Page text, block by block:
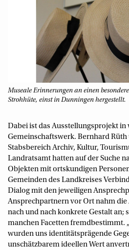
Museale Erinnerungen an einen
Strohhüte, einst in Dunningen hergestellt.
Dabei ist das Ausstellungsprojekt
Gemeinschaftswerk. Bernhard Rüth
Stabsbereich Archiv, Kultur,
Landratsamt hatten auf der Suche
Objekten mit ortskundigen
Gemeinden des Landkreises
Dialog mit den jeweiligen
Ansprechpartnern vor Ort nahm
nach und nach konkrete Gestalt an;
manchen Facetten fremdbestimmt.
wurden uns identitätsprägende
unschätzbarem ideellen Wert